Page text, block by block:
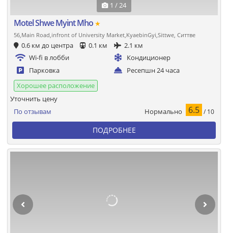
1 / 24
Motel Shwe Myint Mho ★
56,Main Road,infront of University Market,KyaebinGyi,Sittwe, Ситтве
0.6 км до центра 0.1 км
2.1 км
Wi-fi в лобби
Кондиционер
Парковка
Ресепшн 24 часа
Хорошее расположение
По отзывам Нормально 6.5 / 10
Уточнить цену
ПОДРОБНЕЕ